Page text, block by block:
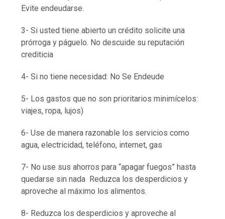
Evite endeudarse.
3- Si usted tiene abierto un crédito solicite una
prórroga y páguelo. No descuide su reputación
crediticia
4- Si no tiene necesidad: No Se Endeude
5- Los gastos que no son prioritarios minimícelos:
viajes, ropa, lujos)
6- Use de manera razonable los servicios como
agua, electricidad, teléfono, internet, gas
7- No use sus ahorros para “apagar fuegos” hasta
quedarse sin nada Reduzca los desperdicios y
aproveche al máximo los alimentos.
8- Reduzca los desperdicios y aproveche al